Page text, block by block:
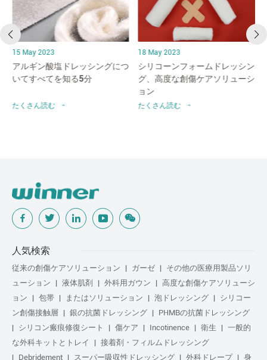
15 May 2023
アルギン酸塩ドレッシングにつ
いてすべてを知る5分
たくさん読む
18 May 2023
シリコーンフォームドレッシン
グ、高度な創傷ケアソリューシ
ョン
たくさん読む
人気検索
従来の創傷ケアソリューション ガーゼ
その他の医療用製品ソリ
ューション
液体肌剤 外科用ガウン
高度な創傷ケアソリューシ
ョン
包帯 またはソリューション 泡ドレッシング
シリコー
ン創傷接触層
銀の抗菌ドレッシング
PHMBの抗菌ドレッシング
シリコン瘢痕修復シート
傷ケア Incotinence 衛生
一般的
な外科キットとトレイ
接着剤・フィルムドレッシング
Debridement
スーパー吸収性ドレッシング 外科ドレープ 身